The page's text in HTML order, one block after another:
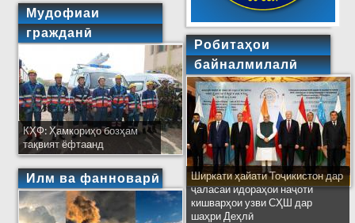
Мудофиаи
гражданӣ
КҲФ: Ҳамкориҳо бозҳам
тақвият ёфтаанд
Илм ва фанноварӣ
Робитаҳои
байналмилалӣ
Ширкати ҳайати Тоҷикистон дар
ҷаласаи идораҳои наҷоти
кишварҳои узви СҲШ дар
шаҳри Деҳлӣ